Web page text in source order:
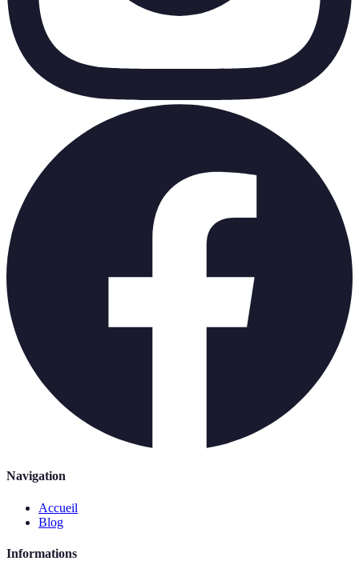
Navigation
Accueil
Blog
Informations